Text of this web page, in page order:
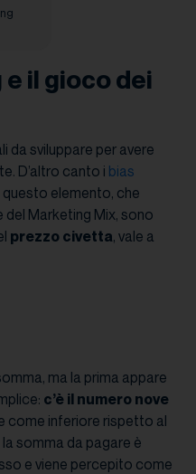
il gioco dei
da sviluppare per avere
D’altro canto i bias
elemento, che
Marketing Mix, sono
prezzo civetta, vale a
ma la prima appare
c’è il numero nove
come inferiore rispetto al
somma da pagare è
e viene percepito come